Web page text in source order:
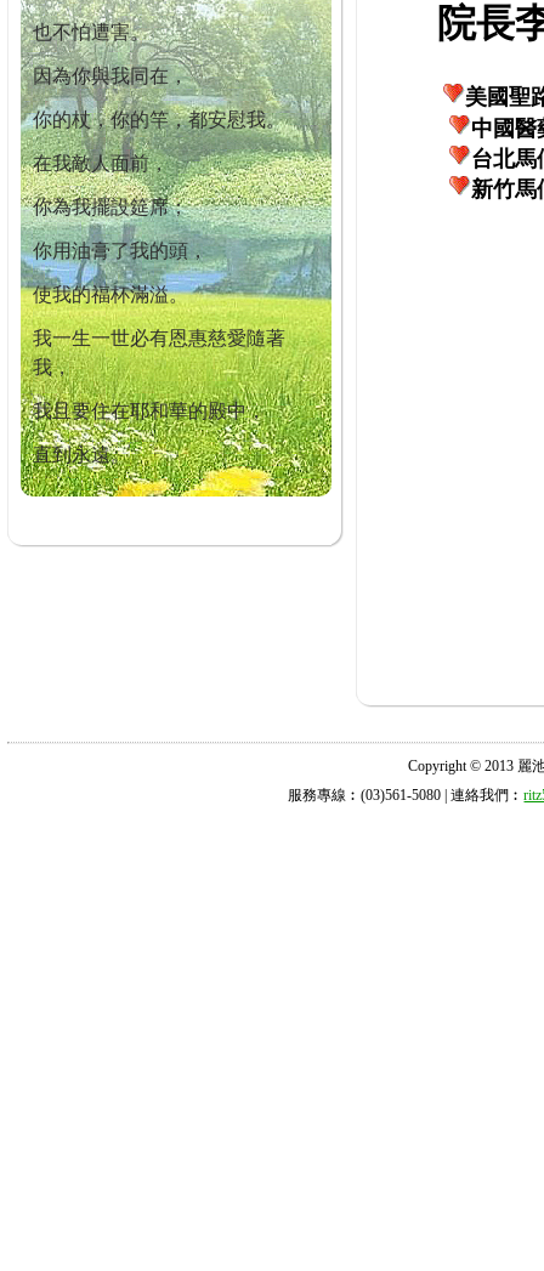
也不怕遭害。
因為你與我同在，
你的杖，你的竿，都安慰我。
在我敵人面前，
你為我擺設筵席；
你用油膏了我的頭，
使我的福杯滿溢。
我一生一世必有恩惠慈愛隨著
我，
我且要住在耶和華的殿中，
直到永遠。
院長李
美國聖
中國醫
台北馬
新竹馬
Copyright © 2013 麗
服務專線︰(03)561-5080 | 連絡我們︰